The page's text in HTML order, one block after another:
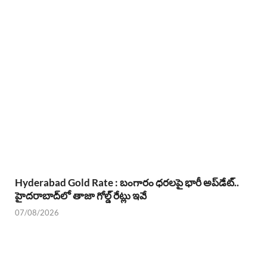
Hyderabad Gold Rate : బంగారం ధరలపై భారీ అప్‌డేట్..
హైదరాబాద్‌లో తాజా గోల్డ్ రేట్లు ఇవే
07/08/2026